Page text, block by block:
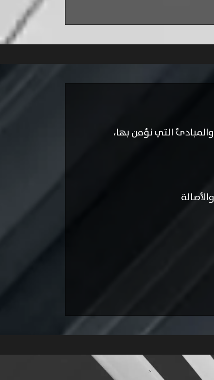
التي نؤمن بها،